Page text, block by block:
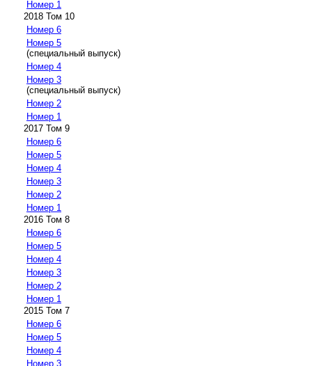
Номер 1
2018 Том 10
Номер 6
Номер 5
(специальный выпуск)
Номер 4
Номер 3
(специальный выпуск)
Номер 2
Номер 1
2017 Том 9
Номер 6
Номер 5
Номер 4
Номер 3
Номер 2
Номер 1
2016 Том 8
Номер 6
Номер 5
Номер 4
Номер 3
Номер 2
Номер 1
2015 Том 7
Номер 6
Номер 5
Номер 4
Номер 3